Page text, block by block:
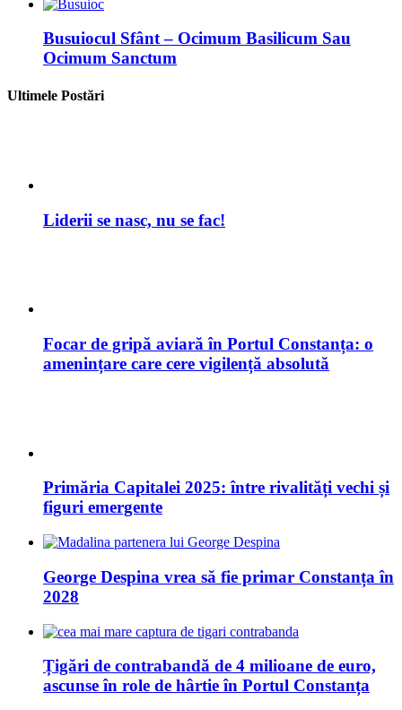
amenințare care cere vigilență absolută
Primăria Capitalei 2025: între rivalități vechi și
figuri emergente
Țigări de contrabandă de 4 milioane de euro,
ascunse în role de hârtie în Portul Constanța
Comentarii Recente
14 Sfaturi pentru un stil de viata sanatos si bunastare: […]
Citeste si articolul: Raw Vegan Stil De Viata Sanatos! […]...
[…] 14 Sfaturi Pentru Un Stil De Viață Sănătos […]...
Top 15 Motoare De Căutare Pentru Informatii Relevante: […]